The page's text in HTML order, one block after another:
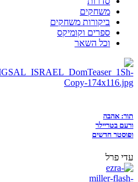
משחקים
ביקורות משחקים
ספרים וקומיקס
וכל השאר
תור: אהבה
ורעם בטריילר
ופוסטר חדשים
עדי פרל